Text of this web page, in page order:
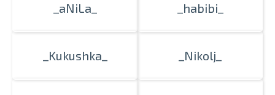
_aNiLa_ _habibi_
_Kukushka_ _Nikolj_